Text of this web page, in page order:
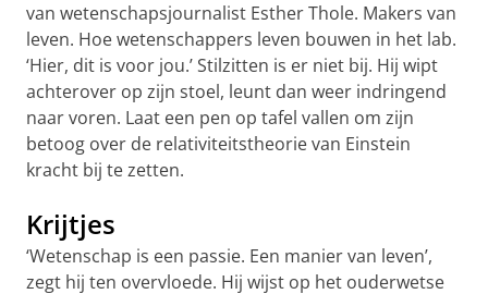
van wetenschapsjournalist Esther Thole. Makers van
leven. Hoe wetenschappers leven bouwen in het lab.
‘Hier, dit is voor jou.’ Stilzitten is er niet bij. Hij wipt
achterover op zijn stoel, leunt dan weer indringend
naar voren. Laat een pen op tafel vallen om zijn
betoog over de relativiteitstheorie van Einstein
kracht bij te zetten.
Krijtjes
‘Wetenschap is een passie. Een manier van leven’,
zegt hij ten overvloede. Hij wijst op het ouderwetse